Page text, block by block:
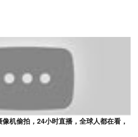
像机偷拍，24小时直播，全球人都在看，